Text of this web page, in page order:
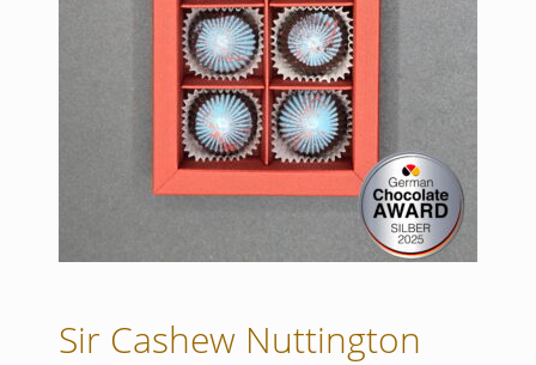
Sir Cashew Nuttington